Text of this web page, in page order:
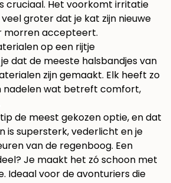
cruciaal. Het voorkomt irritatie
groter dat je kat zijn nieuwe
morren accepteert.
op een rijtje
dat de meeste halsbandjes van
zijn gemaakt. Elk heeft zo
nadelen wat betreft comfort,
de meest gekozen optie, en dat
is supersterk, vederlicht en je
van de regenboog. Een
Je maakt het zó schoon met
Ideaal voor de avonturiers die